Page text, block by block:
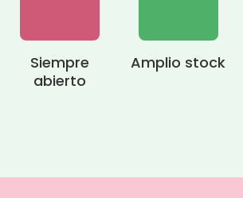
Siempre
abierto
Amplio stock